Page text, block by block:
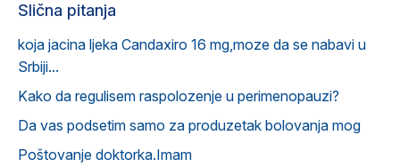
Slična pitanja
koja jacina ljeka Candaxiro 16 mg,moze da se nabavi u
Srbiji...
Kako da regulisem raspolozenje u perimenopauzi?
Da vas podsetim samo za produzetak bolovanja mog
Poštovanje doktorka.Imam